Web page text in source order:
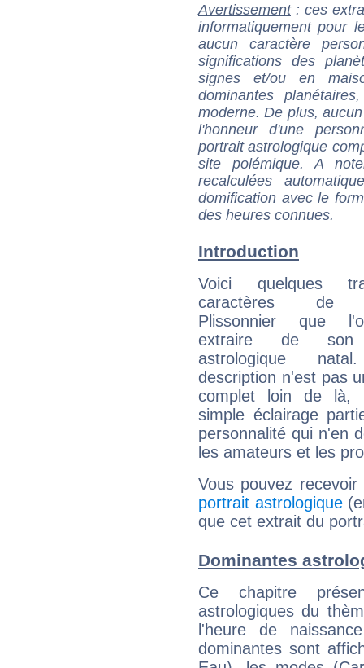
Avertissement: ces
informatiquement pour
aucun caractère
significations des
signes et/ou en
dominantes
moderne. De plus,
l'honneur d'une
portrait astrologique
site polémique. A
recalculées
domification avec le
des heures connues.
Introduction
Voici quelques
caractères de
Plissonnier que
extraire de son
astrologique
description n'est pas
complet loin de là,
simple éclairage
personnalité qui n'en
les amateurs et les
Vous pouvez
portrait astrologique
que cet extrait du
Dominantes
Ce chapitre
astrologiques du
l'heure de
dominantes sont